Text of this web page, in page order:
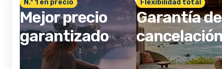
N.º 1 en precio
Mejor precio
garantizado
Flexibilidad total
Garantía de